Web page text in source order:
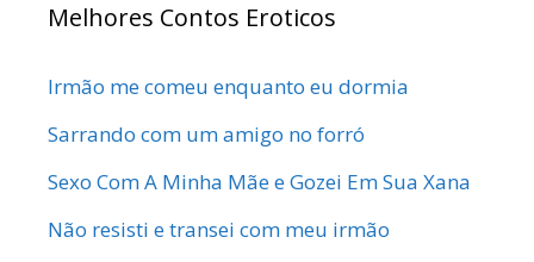
Melhores Contos Eroticos
Irmão me comeu enquanto eu dormia
Sarrando com um amigo no forró
Sexo Com A Minha Mãe e Gozei Em Sua Xana
Não resisti e transei com meu irmão